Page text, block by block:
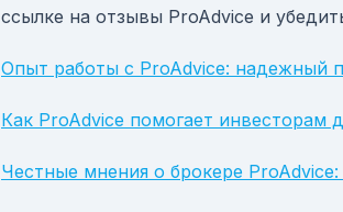
ссылке на отзывы ProAdvice и
Опыт работы с ProAdvice: надежный
Как ProAdvice помогает инвесторам
Честные мнения о брокере